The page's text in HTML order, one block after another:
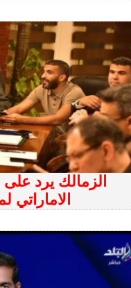
الزمالك يرد
الاماراتي